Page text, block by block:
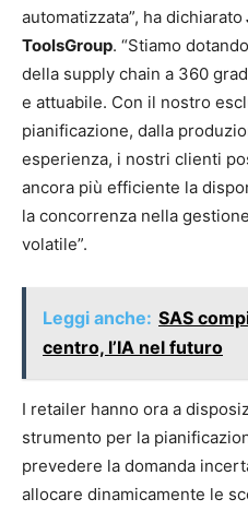
automatizzata”, ha dichiarato
ToolsGroup. “Stiamo
della supply chain a 360
e attuabile. Con il nostro
pianificazione, dalla
esperienza, i nostri clienti
ancora più efficiente la
la concorrenza nella
volatile”.
Leggi anche: SAS
centro, l’IA nel futuro
I retailer hanno ora a
strumento per la
prevedere la domanda
allocare dinamicamente le